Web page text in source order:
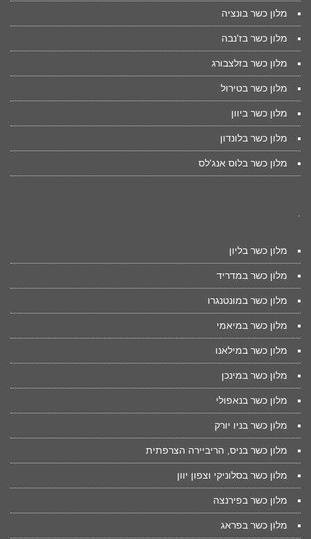
מלון כשר בונציה
מלון כשר בז'נבה
מלון כשר בזלצבורג
מלון כשר בטירול
מלון כשר ביוון
מלון כשר בלונדון
מלון כשר בלוס אנג'לס
.
מלון כשר בליון
מלון כשר במדריד
מלון כשר במונטנגרו
מלון כשר במיאמי
מלון כשר במילאנו
מלון כשר במינכן
מלון כשר בנאפולי
מלון כשר בניו יורק
מלון כשר בניס, הריביירה הצרפתית
מלון כשר בסלוניקי וצפון יוון
מלון כשר בפירנצה
מלון כשר בפראג